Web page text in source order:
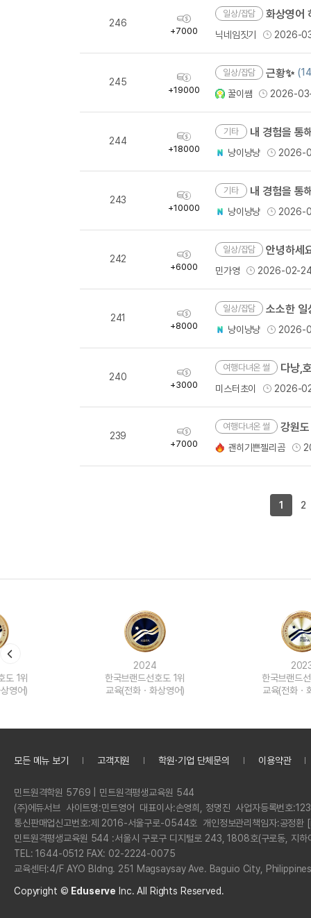
246
획
득
+7000
일상/잡담 화상영어
닉네임짓기 2026-
245
획
득
+19000
일상/잡담 근황✨
꿀이쌤
2026-
244
획
득
+18000
기타 내 경험을 통
냥이냥냥 2026-
243
획
득
+10000
기타 내 경험을 통
냥이냥냥 2026-
242
획
득
+6000
일상/잡담 안녕하세
민가영 2026-02-
241
획
득
+8000
일상/잡담 소소한
냥이냥냥 2026-
240
획
득
+3000
여행다녀온 썰 다낭,
미스터초이 2026-
239
획
득
+7000
여행다녀온 썰 강원
괜히기쁜젤리곰
1 2
한국브랜드선호도 1위
교육(전화ㆍ화상영어)
한국브랜드선호도 1위
교육(전화ㆍ화상영어)
모든 메뉴 보기 고객지원 학원·기업 단체문의 이용약관
정
보
민트원격학원 5769 | 민트원격평생교육원 544
회
사
명
(주)에듀서브 사이트명:민트영어 대표이사:손영희, 정명진 사업자등록번호:
통신판매업신고번호:제 2016-서울구로-0544호 개인정보관리책임자:공정
민트원격평생교육원 544 :서울시 구로구 디지털로 243, 1808호(구로동, 지하
전
화
TEL: 1644-0512 FAX: 02-2224-0075
교육센터:4/F AYO Bldng. 251 Magsaysay Ave. Baguio City,
Copyright © Eduserve Inc.All Rights Reserved.